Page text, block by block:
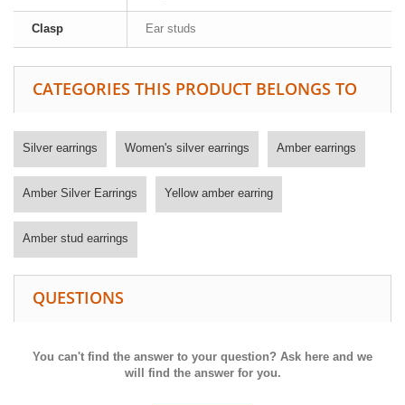
Clasp Ear studs
CATEGORIES THIS PRODUCT BELONGS TO
Silver earrings Women's silver earrings Amber earrings
Amber Silver Earrings Yellow amber earring
Amber stud earrings
QUESTIONS
You can't find the answer to your question? Ask here and we
will find the answer for you.